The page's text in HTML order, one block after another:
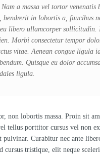
a massa vel tortor venenatis
hendrerit in lobortis a, faucibus
libero ullamcorper sollicitudin.
Morbi consectetur tempor
vitae. Aenean congue ligula
Quisque eu dolor
ligula.
non lobortis massa. Proin sit
tellus porttitor cursus vel non
Curabitur nec ante
cursus tristique, elit neque